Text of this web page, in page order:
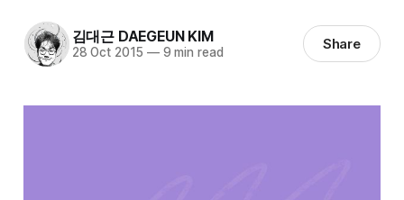
김대근 DAEGEUN KIM
28 Oct 2015 —9 min read Share